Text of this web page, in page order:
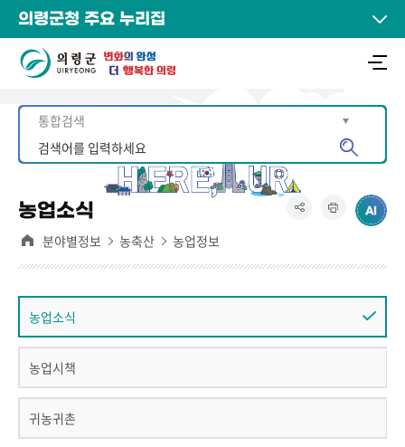
의령군청 주요 누리집
농업소식
분야별정보 농축산 농업정보
농업소식
농업시책
귀농귀촌